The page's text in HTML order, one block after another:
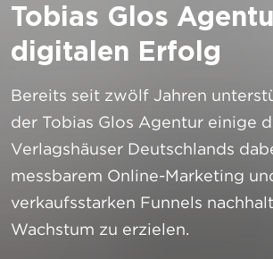
Tobias Glos
digitalen Erfolg
Bereits seit zwölf Jahren
der Tobias Glos Agentur einige
Verlagshäuser Deutschlands
messbarem Online-Marketing
verkaufsstarken Funnels
Wachstum zu erzielen.